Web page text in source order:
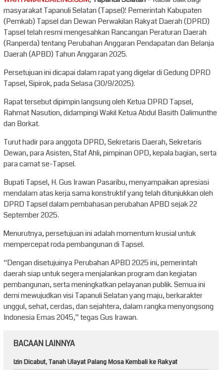
masyarakat Tapanuli Selatan (Tapsel)! Pemerintah Kabupaten
(Pemkab) Tapsel dan Dewan Perwakilan Rakyat Daerah (DPRD)
Tapsel telah resmi mengesahkan Rancangan Peraturan Daerah
(Ranperda) tentang Perubahan Anggaran Pendapatan dan Belanja
Daerah (APBD) Tahun Anggaran 2025.
Persetujuan ini dicapai dalam rapat yang digelar di Gedung DPRD
Tapsel, Sipirok, pada Selasa (30/9/2025).
Rapat tersebut dipimpin langsung oleh Ketua DPRD Tapsel,
Rahmat Nasution, didampingi Wakil Ketua Abdul Basith Dalimunthe
dan Borkat.
Turut hadir para anggota DPRD, Sekretaris Daerah, Sekretaris
Dewan, para Asisten, Staf Ahli, pimpinan OPD, kepala bagian, serta
para camat se-Tapsel.
Bupati Tapsel, H. Gus Irawan Pasaribu, menyampaikan apresiasi
mendalam atas kerja sama konstruktif yang telah ditunjukkan oleh
DPRD Tapsel dalam pembahasan perubahan APBD sejak 22
September 2025.
Menurutnya, persetujuan ini adalah momentum krusial untuk
mempercepat roda pembangunan di Tapsel.
“Dengan disetujuinya Perubahan APBD 2025 ini, pemerintah
daerah siap untuk segera menjalankan program dan kegiatan
pembangunan, serta meningkatkan pelayanan publik. Semua ini
demi mewujudkan visi Tapanuli Selatan yang maju, berkarakter
unggul, sehat, cerdas, dan sejahtera, dalam rangka menyongsong
Indonesia Emas 2045,” tegas Gus Irawan.
BACAAN LAINNYA
Izin Dicabut, Tanah Ulayat Palang Mosa Kembali ke Rakyat